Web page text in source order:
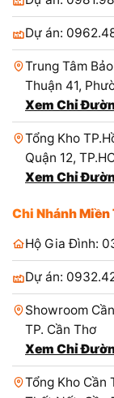
Dự án:
Trung Tâm
Thuận 41,
Xem Chỉ
Tổng Kho
Quận 12,
Xem Chỉ
Chi Nhánh
Hộ Gia Đình:
Dự án:
Showroom
TP. Cần Thơ
Xem Chỉ
Tổng Kho Cần